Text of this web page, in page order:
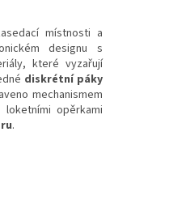
místnosti a
designu s
které vyzařují
diskrétní páky
mechanismem
opěrkami
.